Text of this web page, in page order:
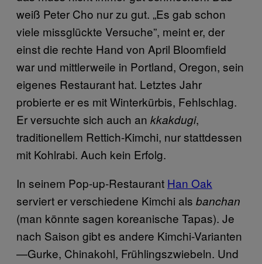
weiß Peter Cho nur zu gut. „Es gab schon
viele missglückte Versuche”, meint er, der
einst die rechte Hand von April Bloomfield
war und mittlerweile in Portland, Oregon, sein
eigenes Restaurant hat. Letztes Jahr
probierte er es mit Winterkürbis, Fehlschlag.
Er versuchte sich auch an kkakdugi,
traditionellem Rettich-Kimchi, nur stattdessen
mit Kohlrabi. Auch kein Erfolg.
In seinem Pop-up-Restaurant Han Oak
serviert er verschiedene Kimchi als banchan
(man könnte sagen koreanische Tapas). Je
nach Saison gibt es andere Kimchi-Varianten
—Gurke, Chinakohl, Frühlingszwiebeln. Und